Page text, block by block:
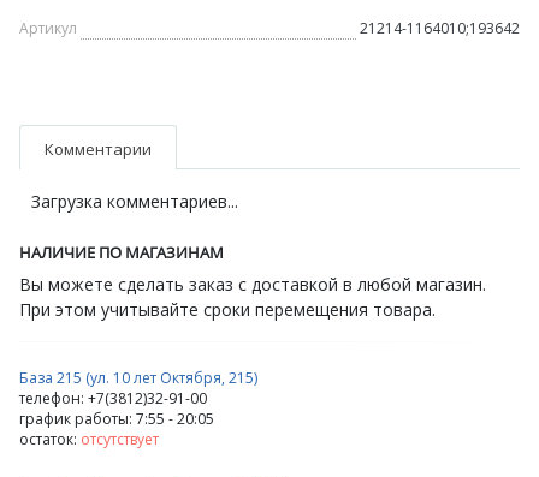
Артикул 21214-1164010;193642
Комментарии
Загрузка комментариев...
НАЛИЧИЕ ПО МАГАЗИНАМ
Вы можете сделать заказ с доставкой в любой магазин.
При этом учитывайте сроки перемещения товара.
База 215 (ул. 10 лет Октября, 215)
телефон: +7(3812)32-91-00
график работы: 7:55 - 20:05
остаток: отсутствует